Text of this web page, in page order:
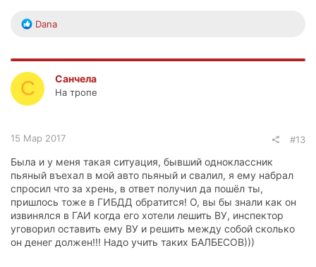
Р
к
ц
и
Dana
С Санчела
На тропе
15 Мар 2017 #13
Была и у меня такая ситуация, бывший одноклассник
пьяный въехал в мой авто пьяный и свалил, я ему набрал
спросил что за хрень, в ответ получил да пошёл ты,
пришлось тоже в ГИБДД обратится! О, вы бы знали как он
извинялся в ГАИ когда его хотели лешить ВУ, инспектор
уговорил оставить ему ВУ и решить между собой сколько
он денег должен!!! Надо учить таких БАЛБЕСОВ)))